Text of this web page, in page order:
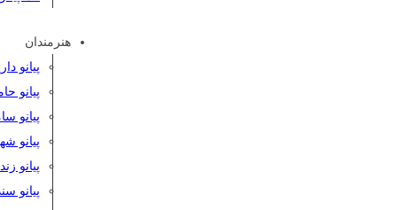
هنرمندان
پیانو
پیانو
پیانو
پیانو
پیانو
پیانو